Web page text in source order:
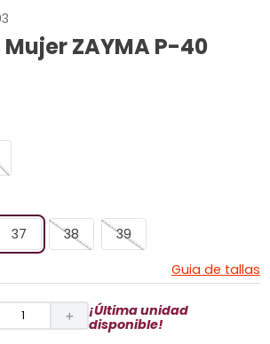
ZAYMA P-40
37 38
39
Guia de tallas
＋
¡Última unidad
disponible!